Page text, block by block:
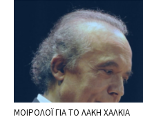
ΜΟΙΡΟΛΟΪ ΓΙΑ ΤΟ ΛΑΚΗ ΧΑΛΚΙΑ